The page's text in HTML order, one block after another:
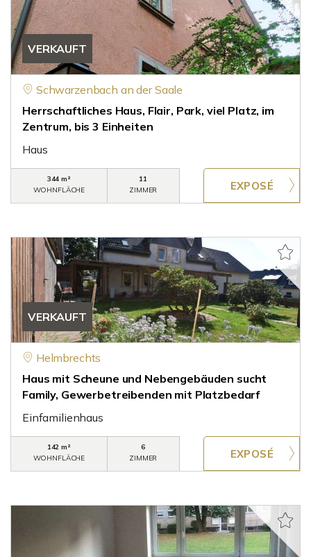
VERKAUFT
Schwarzenbach an der Saale
Herrschaftliches Haus, Flair, Park, viel Platz, im
Zentrum, bis 3 Einheiten
Haus
344 m²
WOHNFLÄCHE
11
ZIMMER
VERKAUFT
Helmbrechts
Haus mit Scheune und Nebengebäuden sucht
Family, Gewerbetreibenden mit Platzbedarf
Einfamilienhaus
142 m²
WOHNFLÄCHE
6
ZIMMER